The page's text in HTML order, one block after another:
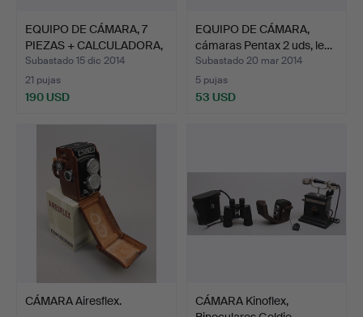
EQUIPO DE CÁMARA, 7
PIEZAS + CALCULADORA,
…
Subastado 15 dic 2014
21 pujas
190 USD
EQUIPO DE CÁMARA,
cámaras Pentax 2 uds, le…
Subastado 20 mar 2014
5 pujas
53 USD
CÁMARA Airesflex.
CÁMARA Kinoflex,